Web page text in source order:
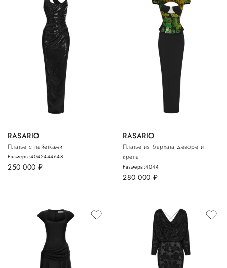
RASARIO
Платье с пайетками
250 000 руб.
Размеры:4042444648
RASARIO
Платье из бархата деворе и
крепа
280 000 руб.
Размеры:4044